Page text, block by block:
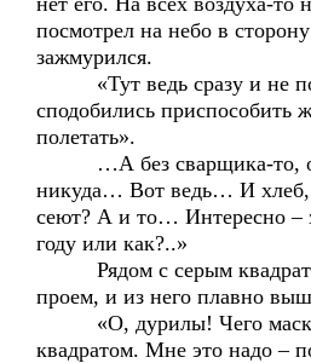
посмотрел на небо в
зажмурился.
«Тут ведь сразу и не
сподобились приспособить
полетать».
…А без сварщика-то,
никуда… Вот ведь… И хлеб,
сеют? А и то… Интересно –
году или как?..»
Рядом с серым
проем, и из него плавно
«О, дурилы! Чего
квадратом. Мне это надо –